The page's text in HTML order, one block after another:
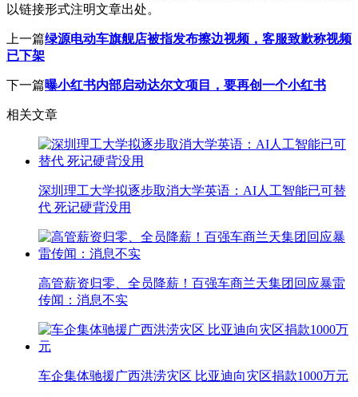
以链接形式注明文章出处。
上一篇绿源电动车旗舰店被指发布擦边视频，客服致歉称视频
已下架
下一篇曝小红书内部启动达尔文项目，要再创一个小红书
相关文章
深圳理工大学拟逐步取消大学英语：AI人工智能已可替
代 死记硬背没用
高管薪资归零、全员降薪！百强车商兰天集团回应暴雷
传闻：消息不实
车企集体驰援广西洪涝灾区 比亚迪向灾区捐款1000万元